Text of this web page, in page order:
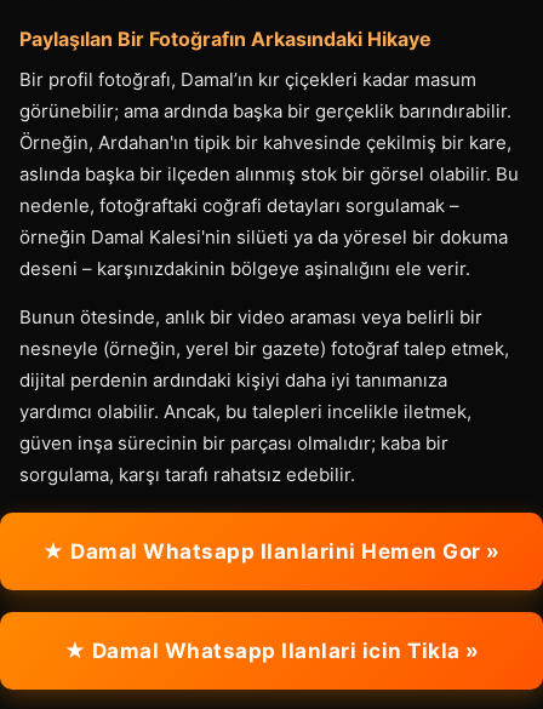
Paylaşılan Bir Fotoğrafın Arkasındaki Hikaye
Bir profil fotoğrafı, Damal’ın kır çiçekleri kadar masum
görünebilir; ama ardında başka bir gerçeklik barındırabilir.
Örneğin, Ardahan'ın tipik bir kahvesinde çekilmiş bir kare,
aslında başka bir ilçeden alınmış stok bir görsel olabilir. Bu
nedenle, fotoğraftaki coğrafi detayları sorgulamak –
örneğin Damal Kalesi'nin silüeti ya da yöresel bir dokuma
deseni – karşınızdakinin bölgeye aşinalığını ele verir.
Bunun ötesinde, anlık bir video araması veya belirli bir
nesneyle (örneğin, yerel bir gazete) fotoğraf talep etmek,
dijital perdenin ardındaki kişiyi daha iyi tanımanıza
yardımcı olabilir. Ancak, bu talepleri incelikle iletmek,
güven inşa sürecinin bir parçası olmalıdır; kaba bir
sorgulama, karşı tarafı rahatsız edebilir.
★ Damal Whatsapp Ilanlarini Hemen Gor »
★ Damal Whatsapp Ilanlari icin Tikla »